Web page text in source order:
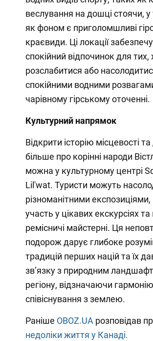
веслування на дошці стоячи, у
як фоном є приголомшливі
краєвиди. Ці локації
спокійний відпочинок для
розслабитися або
спокійними водними
чарівному гірському оточенні.
Культурний напрямок
Відкрити історію місцевості
більше про корінні народи
можна у культурному центрі
Lil'wat. Туристи можуть
різноманітними експозиціями,
участь у цікавих екскурсіях та
ремісничі майстерні. Ця
подорож дарує глибоке
традицій перших націй та їх
зв’язку з природним
регіону, відзначаючи
співіснування з землею.
Раніше OBOZ.UA розповідав
недоліки життя у Канаді.